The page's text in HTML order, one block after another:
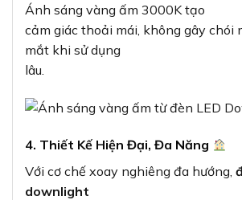
Ánh sáng vàng ấm 3000K tạo
cảm giác thoải mái, không gây chói
mắt khi sử dụng
lâu.
4. Thiết Kế Hiện Đại, Đa Năng
Với cơ chế xoay nghiêng đa hướng,
downlight